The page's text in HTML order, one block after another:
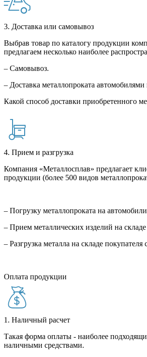
3. Доставка или самовывоз
Выбрав товар по каталогу продукции
предлагаем несколько наиболее
– Самовывоз.
– Доставка металлопроката
Какой способ доставки приобретенного
4. Прием и разгрузка
Компания «Металлосплав» предлагает
продукции (более 500 видов
– Погрузку металлопроката на автомобили
– Прием металлических изделий на складе
– Разгрузка металла на складе
Оплата продукции
1. Наличный расчет
Такая форма оплаты - наиболее
наличными средствами.